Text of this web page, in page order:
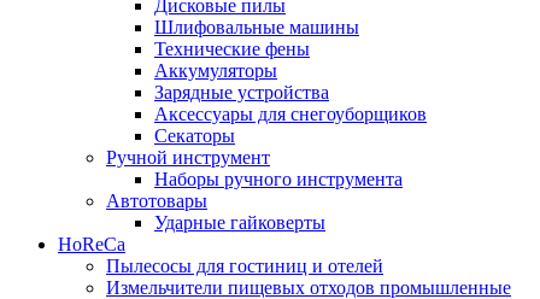
Дисковые пилы
Шлифовальные машины
Технические фены
Аккумуляторы
Зарядные устройства
Аксессуары для снегоуборщиков
Секаторы
Ручной инструмент
Наборы ручного инструмента
Автотовары
Ударные гайковерты
HoReCa
Пылесосы для гостиниц и отелей
Измельчители пищевых отходов промышленные